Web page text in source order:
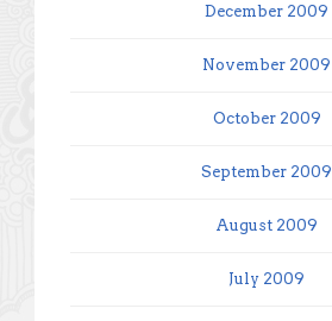
December 2009
November 2009
October 2009
September 2009
August 2009
July 2009